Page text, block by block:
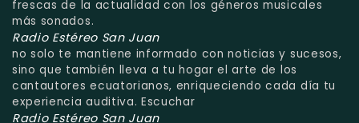
frescas de la actualidad con los géneros musicales
más sonados.
Radio Estéreo San Juan
no solo te mantiene informado con noticias y sucesos,
sino que también lleva a tu hogar el arte de los
cantautores ecuatorianos, enriqueciendo cada día tu
experiencia auditiva. Escuchar
Radio Estéreo San Juan